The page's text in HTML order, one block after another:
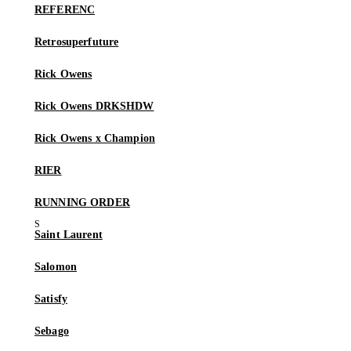
REFERENC
Retrosuperfuture
Rick Owens
Rick Owens DRKSHDW
Rick Owens x Champion
RIER
RUNNING ORDER
Saint Laurent
Salomon
Satisfy
Sebago